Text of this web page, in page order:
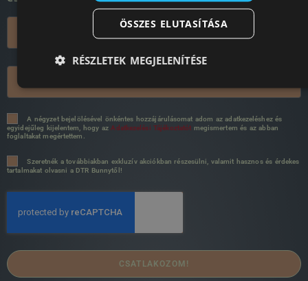
A négyzet bejelölésével önkéntes hozzájárulásomat adom az adatkezeléshez és
egyidejűleg kijelentem, hogy az Adatkezelési Tájékoztatót megismertem és az abban
foglaltakat megértettem.
Szeretnék a továbbiakban exkluzív akciókban részesülni, valamit hasznos és érdekes
tartalmakat olvasni a DTR Bunnytől!
CSATLAKOZOM!
ÖSSZES ELUTASÍTÁSA
RÉSZLETEK MEGJELENÍTÉSE